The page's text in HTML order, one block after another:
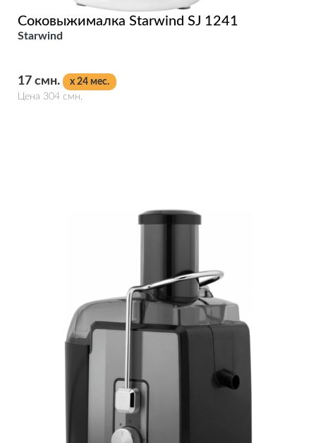
Соковыжималка Starwind SJ 1241
Starwind
17 смн.
x 24 мес.
Цена 304 смн.